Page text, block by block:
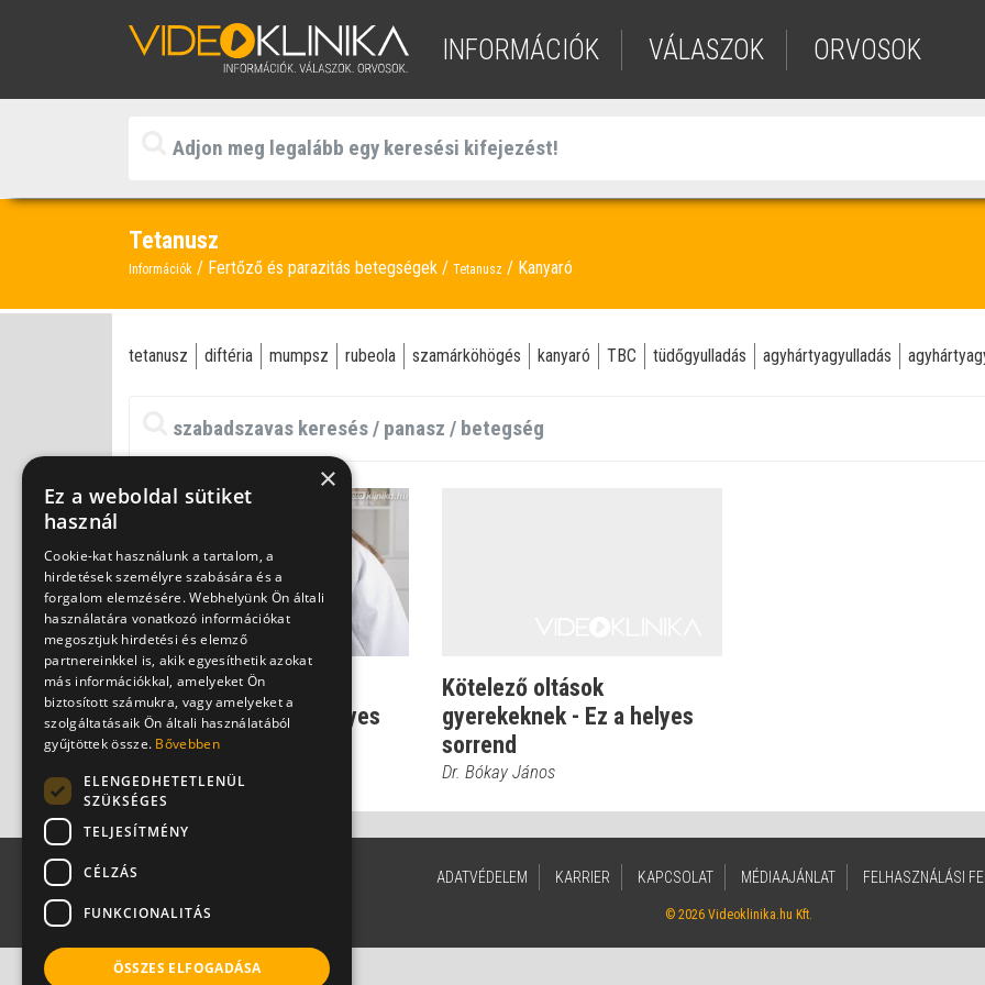
INFORMÁCIÓK VÁLASZOK ORVOSOK
Tetanusz
Információk Fertőző és parazitás betegségek Tetanusz Kanyaró
tetanusz diftéria mumpsz rubeola szamárköhögés kanyaró TBC tüdőgyulladás agyhártyagyulladás
Kötelező oltások
gyerekeknek - Ez a helyes
sorrend
Dr. Bókay János
Kötelező oltások
gyerekeknek - Ez a helyes
sorrend
Dr. Bókay János
ADATVÉDELEM KARRIER KAPCSOLAT MÉDIAAJÁNLAT FELHASZNÁLÁSI
© 2026 Videoklinika.hu Kft.
×
Ez a weboldal sütiket
használ
Cookie-kat használunk a tartalom, a
hirdetések személyre szabására és a
forgalom elemzésére. Webhelyünk Ön általi
használatára vonatkozó információkat
megosztjuk hirdetési és elemző
partnereinkkel is, akik egyesíthetik azokat
más információkkal, amelyeket Ön
biztosított számukra, vagy amelyeket a
szolgáltatásaik Ön általi használatából
gyűjtöttek össze. Bővebben
ELENGEDHETETLENÜL
SZÜKSÉGES
TELJESÍTMÉNY
CÉLZÁS
FUNKCIONALITÁS
ÖSSZES ELFOGADÁSA